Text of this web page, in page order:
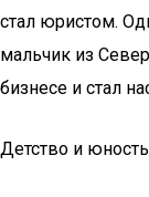
стал юристом.
мальчик из
бизнесе и стал
Детство и юность